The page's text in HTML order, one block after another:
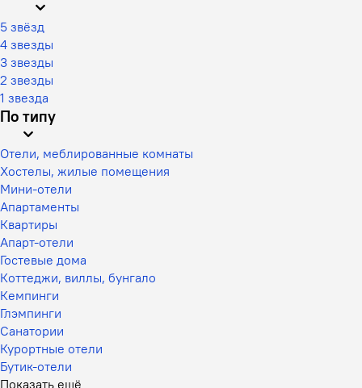
5 звёзд
4 звезды
3 звезды
2 звезды
1 звезда
По типу
Отели, меблированные комнаты
Хостелы, жилые помещения
Мини-отели
Апартаменты
Квартиры
Апарт-отели
Гостевые дома
Коттеджи, виллы, бунгало
Кемпинги
Глэмпинги
Санатории
Курортные отели
Бутик-отели
Показать ещё